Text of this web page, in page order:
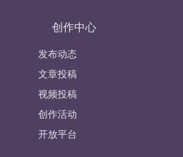
创作中心
发布动态
文章投稿
视频投稿
创作活动
开放平台